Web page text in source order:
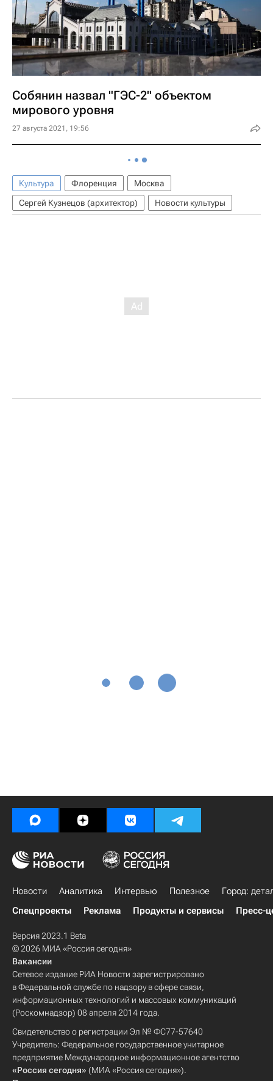
Собянин назвал "ГЭС-2" объектом
мирового уровня
27 августа 2021, 19:56
Культура Флоренция
Москва
Сергей Кузнецов (архитектор)
Новости культуры
Новости Аналитика Интервью Полезное
Город:
Спецпроекты
Реклама Продукты и сервисы Пресс-
Версия 2023.1 Beta
© 2026 МИА «Россия сегодня»
Вакансии
Сетевое издание РИА Новости зарегистрировано
в Федеральной службе по надзору в сфере связи,
информационных технологий и массовых коммуникаций
(Роскомнадзор) 08 апреля 2014 года.
Свидетельство о регистрации Эл № ФС77-57640
Учредитель: Федеральное государственное унитарное
предприятие Международное информационное агентство
«Россия сегодня» (МИА «Россия сегодня»).